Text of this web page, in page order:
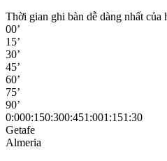
Thời gian ghi bàn dễ dàng nhất
00’
15’
30’
45’
60’
75’
90’
0:000:150:300:451:001:151:30
Getafe
Almeria